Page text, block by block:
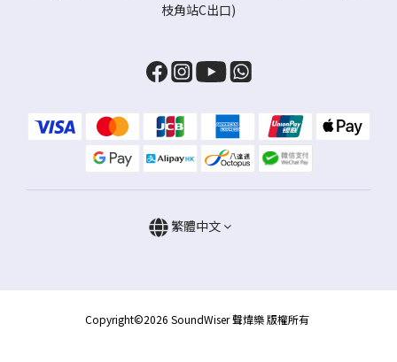
枝角站C出口)
繁體中文
Copyright©2026 SoundWiser 聲煒樂 版權所有